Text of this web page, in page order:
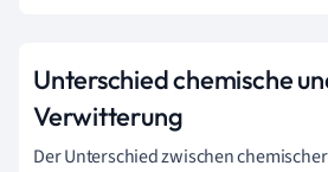
Unterschied chemische
Verwitterung
Der Unterschied zwischen